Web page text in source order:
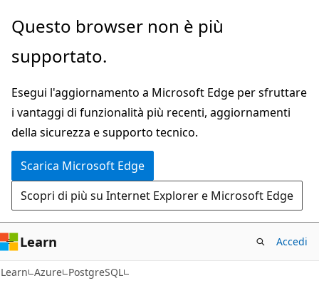
Ignora
passa
contenuto
principale
Questo browser non è più
supportato.
Esegui l'aggiornamento a Microsoft Edge per sfruttare
i vantaggi di funzionalità più recenti, aggiornamenti
della sicurezza e supporto tecnico.
Scarica Microsoft Edge
Scopri di più su Internet Explorer e Microsoft Edge
Learn Accedi
Learn Azure PostgreSQL